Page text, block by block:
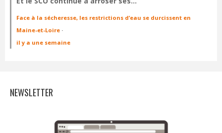
Face à la sécheresse, les restrictions d’eau se durcissent en
Maine-et-Loire ·
il y a une semaine
NEWSLETTER